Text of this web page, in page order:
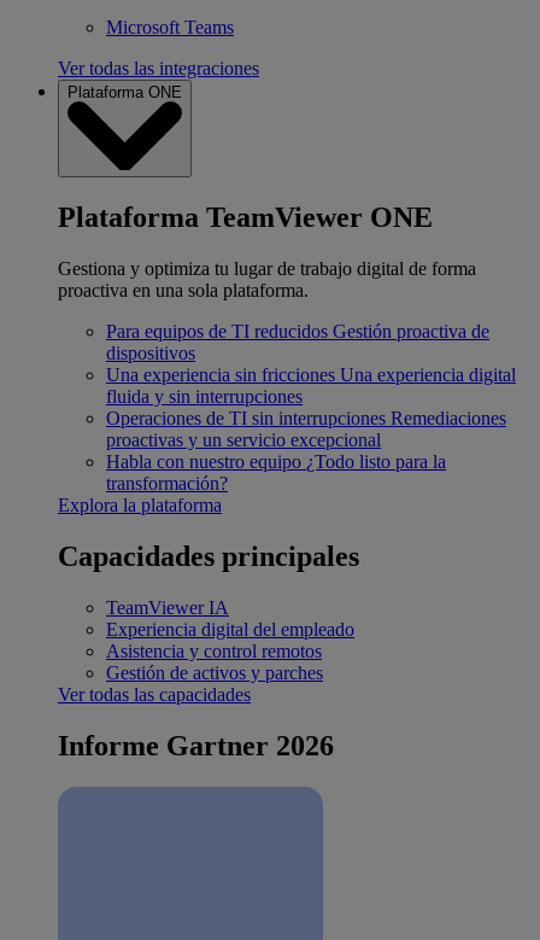
Microsoft Teams
Ver todas las integraciones
Plataforma ONE
Plataforma TeamViewer ONE
Gestiona y optimiza tu lugar de trabajo digital de forma
proactiva en una sola plataforma.
Para equipos de TI reducidos Gestión proactiva de
dispositivos
Una experiencia sin fricciones Una experiencia digital
fluida y sin interrupciones
Operaciones de TI sin interrupciones Remediaciones
proactivas y un servicio excepcional
Habla con nuestro equipo ¿Todo listo para la
transformación?
Explora la plataforma
Capacidades principales
TeamViewer IA
Experiencia digital del empleado
Asistencia y control remotos
Gestión de activos y parches
Ver todas las capacidades
Informe Gartner 2026